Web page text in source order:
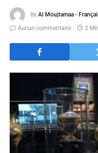
By Al Moujtamaa -
Aucun commentaire
2